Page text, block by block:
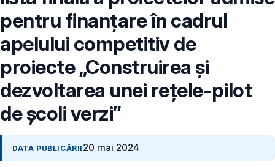
pentru finanțare în cadrul
apelului competitiv de
proiecte „Construirea și
dezvoltarea unei rețele-pilot
de școli verzi”
DATA PUBLICĂRII 20 mai 2024